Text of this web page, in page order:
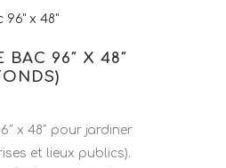
BAC 96″ X 48″
x 48″ pour jardiner
et lieux publics).